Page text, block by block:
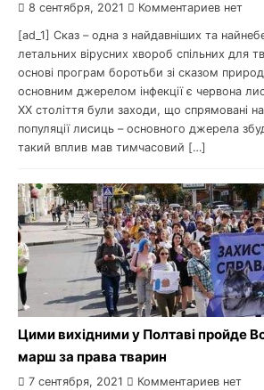
8 сентября, 2021 Комментариев нет
[ad_1] Сказ – одна з найдавніших та
летальних вірусних хвороб спільних для
основі програм боротьби зі сказом
основним джерелом інфекції є червона
ХХ століття були заходи, що спрямовані
популяції лисиць – основного джерела
такий вплив мав тимчасовий […]
Цими вихідними у Полтаві пройде
марш за права тварин
7 сентября, 2021 Комментариев нет